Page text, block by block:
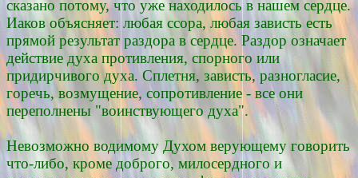
сказано потому, что уже находилось в нашем сердце.
Иаков объясняет: любая ссора, любая зависть есть
прямой результат раздора в сердце. Раздор означает
действие духа противления, спорного или
придирчивого духа. Сплетня, зависть, разногласие,
горечь, возмущение, сопротивление - все они
переполнены "воинствующего духа".
Невозможно водимому Духом верующему говорить
что-либо, кроме доброго, милосердного и